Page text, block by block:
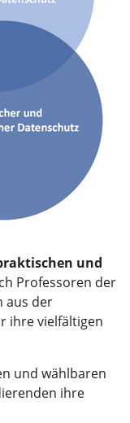
und
Professoren der
aus der
ihre vielfältigen
und wählbaren
ihre